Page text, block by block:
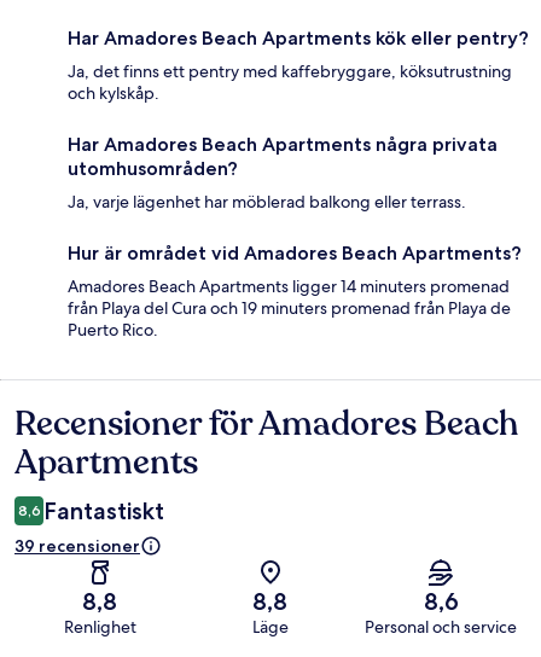
Har Amadores Beach Apartments kök eller pentry?
Ja, det finns ett pentry med kaffebryggare, köksutrustning
och kylskåp.
Har Amadores Beach Apartments några privata
utomhusområden?
Ja, varje lägenhet har möblerad balkong eller terrass.
Hur är området vid Amadores Beach Apartments?
Amadores Beach Apartments ligger 14 minuters promenad
från Playa del Cura och 19 minuters promenad från Playa de
Puerto Rico.
Recensioner
Recensioner för Amadores Beach
Apartments
8,6 Fantastiskt
39 recensioner
8,8
Renlighet
8,8
Läge
8,6
Personal och service